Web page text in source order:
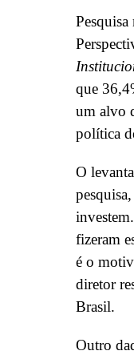
que
um alvo
política
O
fizeram
é o
diretor
Brasil.
Outro